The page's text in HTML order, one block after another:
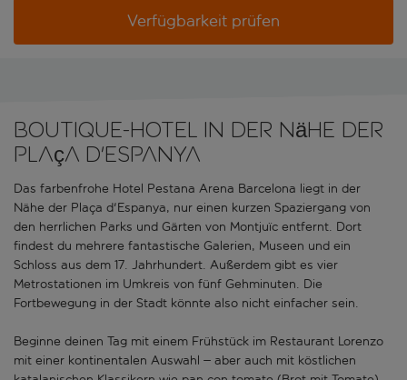
Verfügbarkeit prüfen
Boutique-Hotel in der Nähe der
Plaça d'Espanya
Das farbenfrohe Hotel Pestana Arena Barcelona liegt in der
Nähe der Plaça d'Espanya, nur einen kurzen Spaziergang von
den herrlichen Parks und Gärten von Montjuïc entfernt. Dort
findest du mehrere fantastische Galerien, Museen und ein
Schloss aus dem 17. Jahrhundert. Außerdem gibt es vier
Metrostationen im Umkreis von fünf Gehminuten. Die
Fortbewegung in der Stadt könnte also nicht einfacher sein.
Beginne deinen Tag mit einem Frühstück im Restaurant Lorenzo
mit einer kontinentalen Auswahl – aber auch mit köstlichen